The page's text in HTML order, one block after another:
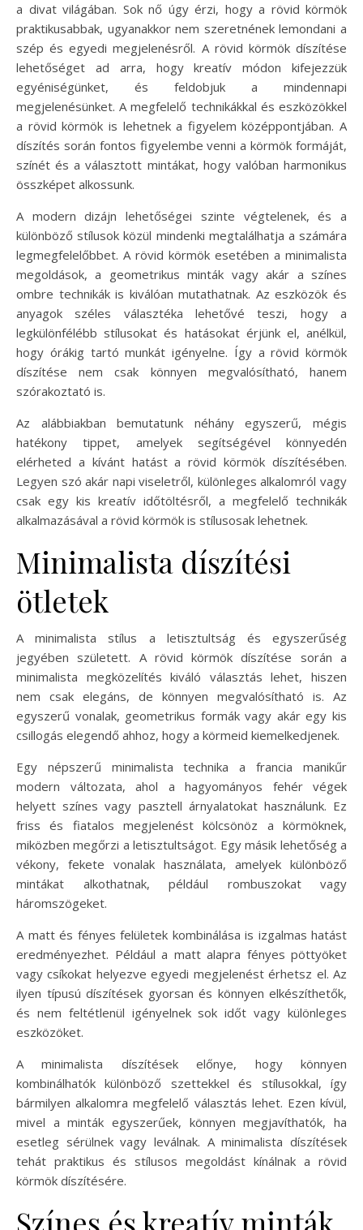
a divat világában. Sok nő úgy érzi, hogy a rövid körmök
praktikusabbak, ugyanakkor nem szeretnének lemondani a
szép és egyedi megjelenésről. A rövid körmök díszítése
lehetőséget ad arra, hogy kreatív módon kifejezzük
egyéniségünket, és feldobjuk a mindennapi
megjelenésünket. A megfelelő technikákkal és eszközökkel
a rövid körmök is lehetnek a figyelem középpontjában. A
díszítés során fontos figyelembe venni a körmök formáját,
színét és a választott mintákat, hogy valóban harmonikus
összképet alkossunk.
A modern dizájn lehetőségei szinte végtelenek, és a
különböző stílusok közül mindenki megtalálhatja a számára
legmegfelelőbbet. A rövid körmök esetében a minimalista
megoldások, a geometrikus minták vagy akár a színes
ombre technikák is kiválóan mutathatnak. Az eszközök és
anyagok széles választéka lehetővé teszi, hogy a
legkülönfélébb stílusokat és hatásokat érjünk el, anélkül,
hogy órákig tartó munkát igényelne. Így a rövid körmök
díszítése nem csak könnyen megvalósítható, hanem
szórakoztató is.
Az alábbiakban bemutatunk néhány egyszerű, mégis
hatékony tippet, amelyek segítségével könnyedén
elérheted a kívánt hatást a rövid körmök díszítésében.
Legyen szó akár napi viseletről, különleges alkalomról vagy
csak egy kis kreatív időtöltésről, a megfelelő technikák
alkalmazásával a rövid körmök is stílusosak lehetnek.
Minimalista díszítési
ötletek
A minimalista stílus a letisztultság és egyszerűség
jegyében született. A rövid körmök díszítése során a
minimalista megközelítés kiváló választás lehet, hiszen
nem csak elegáns, de könnyen megvalósítható is. Az
egyszerű vonalak, geometrikus formák vagy akár egy kis
csillogás elegendő ahhoz, hogy a körmeid kiemelkedjenek.
Egy népszerű minimalista technika a francia manikűr
modern változata, ahol a hagyományos fehér végek
helyett színes vagy pasztell árnyalatokat használunk. Ez
friss és fiatalos megjelenést kölcsönöz a körmöknek,
miközben megőrzi a letisztultságot. Egy másik lehetőség a
vékony, fekete vonalak használata, amelyek különböző
mintákat alkothatnak, például rombuszokat vagy
háromszögeket.
A matt és fényes felületek kombinálása is izgalmas hatást
eredményezhet. Például a matt alapra fényes pöttyöket
vagy csíkokat helyezve egyedi megjelenést érhetsz el. Az
ilyen típusú díszítések gyorsan és könnyen elkészíthetők,
és nem feltétlenül igényelnek sok időt vagy különleges
eszközöket.
A minimalista díszítések előnye, hogy könnyen
kombinálhatók különböző szettekkel és stílusokkal, így
bármilyen alkalomra megfelelő választás lehet. Ezen kívül,
mivel a minták egyszerűek, könnyen megjavíthatók, ha
esetleg sérülnek vagy leválnak. A minimalista díszítések
tehát praktikus és stílusos megoldást kínálnak a rövid
körmök díszítésére.
Színes és kreatív minták